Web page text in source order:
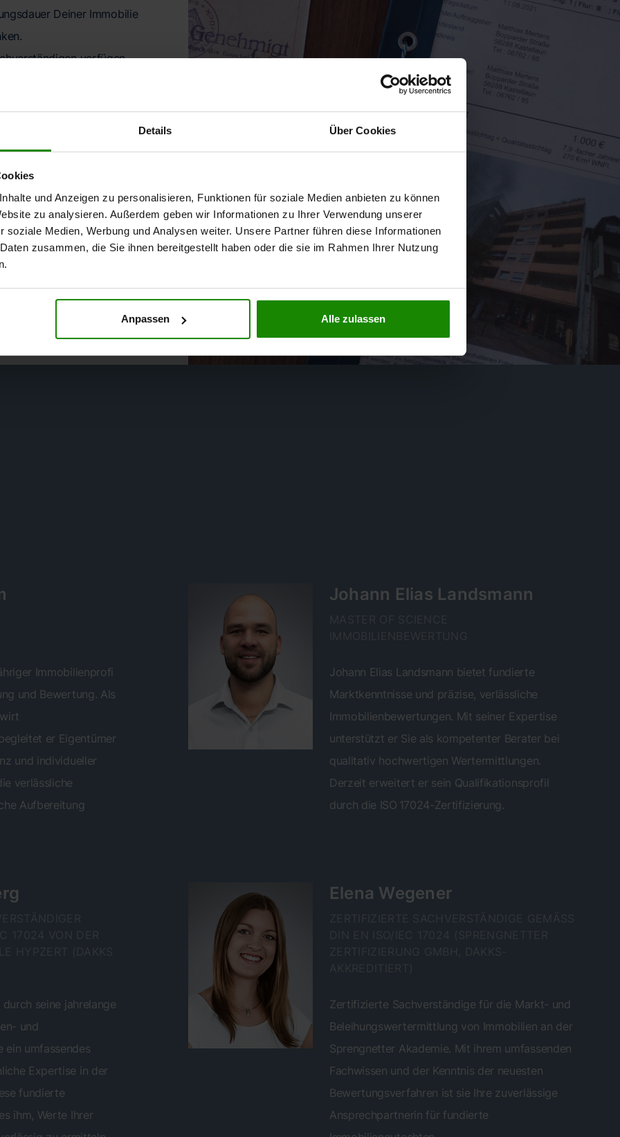
Details Über Cookies
und Anzeigen zu personalisieren, Funktionen für soziale Medien anbieten zu können
zu analysieren. Außerdem geben wir Informationen zu Ihrer Verwendung unserer
soziale Medien, Werbung und Analysen weiter. Unsere Partner führen diese Informationen
zusammen, die Sie ihnen bereitgestellt haben oder die sie im Rahmen Ihrer Nutzung
Anpassen Alle zulassen
Deiner Immobilie
verfügen
eine Anerkennung beim
alle Kriterien, die seit
Bundesministeriums
werden.
professionelle Beratung
um sicherzustellen,
Immobilienprofi
und Bewertung. Als
er Eigentümer
und individueller
verlässliche
Aufbereitung
Johann Elias Landsmann
Johann Elias Landsmann bietet fundierte
Marktkenntnisse und präzise, verlässliche
Immobilienbewertungen. Mit seiner Expertise
unterstützt er Sie als kompetenter Berater bei
qualitativ hochwertigen Wertermittlungen.
Derzeit erweitert er sein Qualifikationsprofil
durch die ISO 17024-Zertifizierung.
seine jahrelange
und
ein umfassendes
Expertise in der
fundierte
ihm, Werte Ihrer
Elena Wegener
Zertifizierte Sachverständige für die Markt- und
Beleihungswertermittlung von Immobilien an der
Sprengnetter Akademie. Mit ihrem umfassenden
Fachwissen und der Kenntnis der neuesten
Bewertungsverfahren ist sie Ihre zuverlässige
Ansprechpartnerin für fundierte